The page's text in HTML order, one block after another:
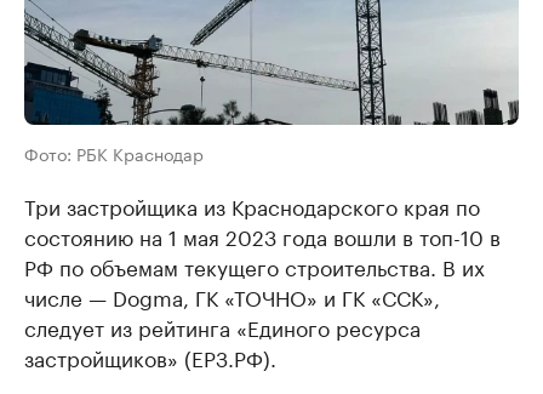
Фото: РБК Краснодар
Три застройщика из Краснодарского края по
состоянию на 1 мая 2023 года вошли в топ-10 в
РФ по объемам текущего строительства. В их
числе — Dogma, ГК «ТОЧНО» и ГК «ССК»,
следует из рейтинга «Единого ресурса
застройщиков» (ЕРЗ.РФ).